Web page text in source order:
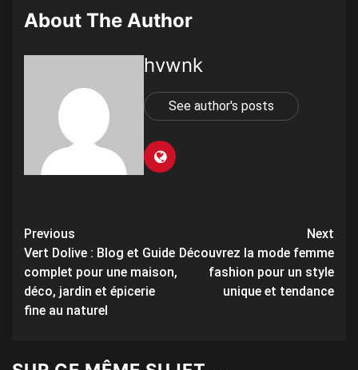
About The Author
hvwnk
See author's posts
Post
navigation
Previous
Vert Dolive : Blog et Guide
complet pour une maison,
déco, jardin et épicerie
fine au naturel
Next
Découvrez la mode femme
fashion pour un style
unique et tendance